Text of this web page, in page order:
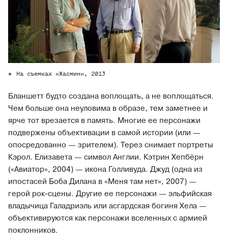
На съемках «Жасмин», 2013
Бланшетт будто создана воплощать, а не воплощаться.
Чем больше она неуловима в образе, тем заметнее и
ярче тот врезается в память. Многие ее персонажи
подвержены объективации в самой истории (или —
опосредованно — зрителем). Терез снимает портреты
Кэрол. Елизавета — символ Англии. Кэтрин Хепбёрн
(«Авиатор», 2004) — икона Голливуда. Джуд (одна из
ипостасей Боба Дилана в «Меня там нет», 2007) —
герой рок-сцены. Другие ее персонажи — эльфийская
владычица Галадриэль или асгардская богиня Хела —
объективируются как персонажи вселенных с армией
поклонников.